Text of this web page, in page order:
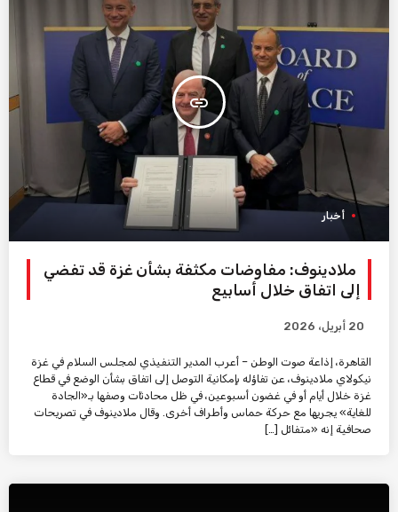
insert_link
أخبار
ملادينوف: مفاوضات مكثفة بشأن غزة قد تفضي
إلى اتفاق خلال أسابيع
20 أبريل، 2026
القاهرة، إذاعة صوت الوطن – أعرب المدير التنفيذي لمجلس السلام في غزة
نيكولاي ملادينوف، عن تفاؤله بإمكانية التوصل إلى اتفاق بشأن الوضع في قطاع
غزة خلال أيام أو في غضون أسبوعين، في ظل محادثات وصفها بـ«الجادة
للغاية» يجريها مع حركة حماس وأطراف أخرى. وقال ملادينوف في تصريحات
صحافية إنه «متفائل […]